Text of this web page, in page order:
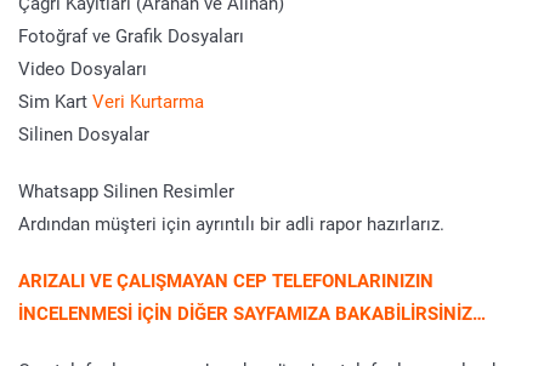
Fotoğraf ve Grafik Dosyaları
Video Dosyaları
Sim Kart Veri Kurtarma
Silinen Dosyalar
Whatsapp Silinen Resimler
Ardından müşteri için ayrıntılı bir adli rapor hazırlarız.
ARIZALI VE ÇALIŞMAYAN CEP TELEFONLARINIZIN
İNCELENMESİ İÇİN DİĞER SAYFAMIZA BAKABİLİRSİNİZ…